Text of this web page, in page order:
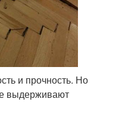
и прочность. Но
выдерживают